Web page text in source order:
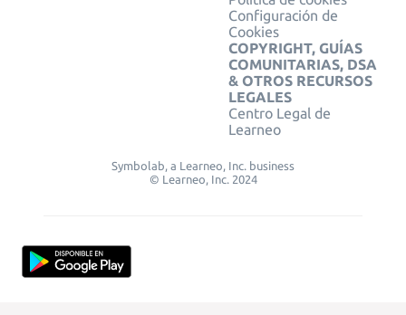
Configuración de
Cookies
COPYRIGHT, GUÍAS
COMUNITARIAS, DSA
& OTROS RECURSOS
LEGALES
Centro Legal de
Learneo
Symbolab, a Learneo, Inc. business
© Learneo, Inc. 2024